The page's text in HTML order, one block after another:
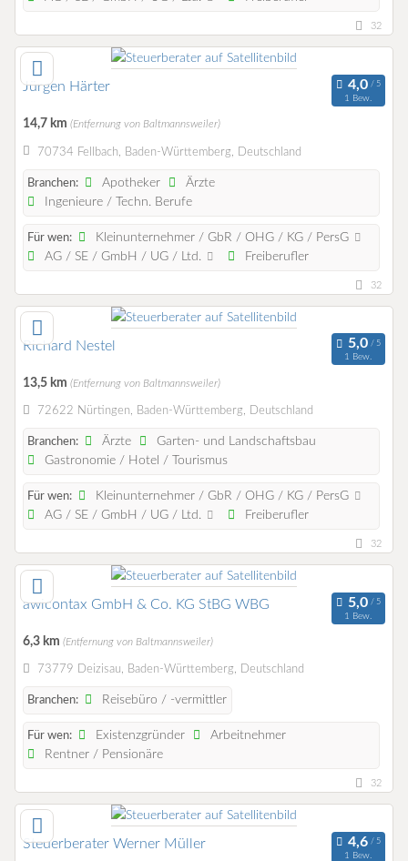
32
Jürgen Härter
1 Bew.
14,7 km (Entfernung von Baltmannsweiler)
70734 Fellbach, Baden-Württemberg, Deutschland
Branchen: Apotheker
Ärzte
Ingenieure / Techn. Berufe
Für wen:
Kleinunternehmer / GbR / OHG / KG / PersG
AG / SE / GmbH / UG / Ltd.
Freiberufler
32
Richard Nestel
1 Bew.
13,5 km (Entfernung von Baltmannsweiler)
72622 Nürtingen, Baden-Württemberg, Deutschland
Branchen: Ärzte
Garten- und Landschaftsbau
Gastronomie / Hotel / Tourismus
Für wen:
Kleinunternehmer / GbR / OHG / KG / PersG
AG / SE / GmbH / UG / Ltd.
Freiberufler
32
awicontax GmbH & Co. KG StBG WBG
1 Bew.
6,3 km (Entfernung von Baltmannsweiler)
73779 Deizisau, Baden-Württemberg, Deutschland
Branchen: Reisebüro / -vermittler
Für wen: Existenzgründer
Arbeitnehmer
Rentner / Pensionäre
32
Steuerberater Werner Müller
1 Bew.